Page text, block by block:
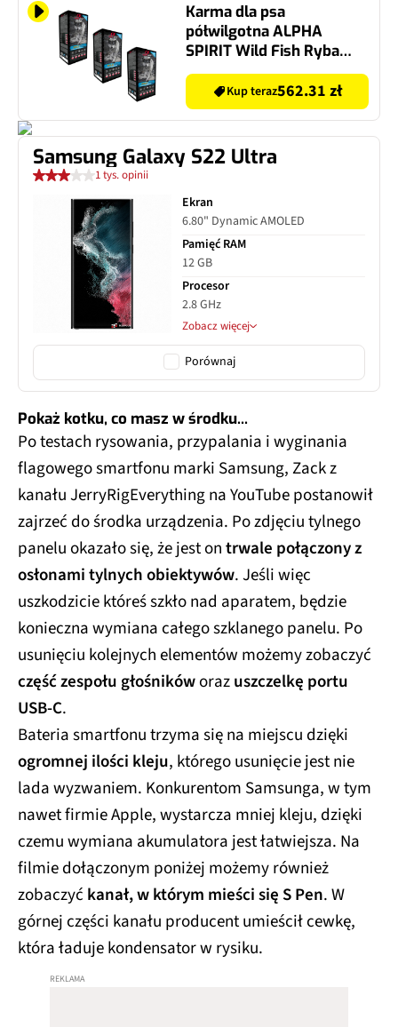
Karma dla psa
półwilgotna ALPHA
SPIRIT Wild Fish Ryba
(135 x 200 g)
Kup teraz562.31 zł
Samsung Galaxy S22 Ultra
1 tys. opinii
Ekran
6.80" Dynamic AMOLED
Pamięć RAM
12 GB
Procesor
2.8 GHz
Zobacz więcej
Porównaj
Pokaż kotku, co masz w środku...
Po testach rysowania, przypalania i wyginania
flagowego smartfonu marki Samsung, Zack z
kanału JerryRigEverything na YouTube postanowił
zajrzeć do środka urządzenia. Po zdjęciu tylnego
panelu okazało się, że jest ontrwale połączony z
osłonami tylnych obiektywów. Jeśli więc
uszkodzicie któreś szkło nad aparatem, będzie
konieczna wymiana całego szklanego panelu. Po
usunięciu kolejnych elementów możemy zobaczyć
część zespołu głośnikóworazuszczelkę portu
USB-C.
Bateria smartfonu trzyma się na miejscu dzięki
ogromnej ilości kleju, którego usunięcie jest nie
lada wyzwaniem. Konkurentom Samsunga, w tym
nawet firmie Apple, wystarcza mniej kleju, dzięki
czemu wymiana akumulatora jest łatwiejsza. Na
filmie dołączonym poniżej możemy również
zobaczyć kanał, w którym mieści się S Pen. W
górnej części kanału producent umieścił cewkę,
która ładuje kondensator w rysiku.